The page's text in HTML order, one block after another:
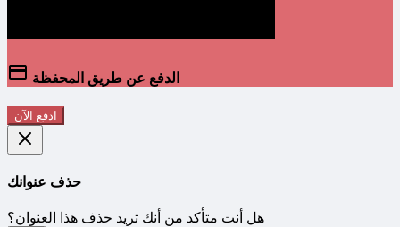
الدفع عن طريق المحفظة
ادفع الآن
حذف عنوانك
هل أنت متأكد من أنك تريد حذف هذا العنوان؟